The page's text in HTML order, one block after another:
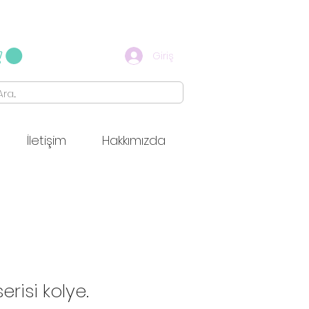
Giriş
İletişim Hakkımızda
kolye.